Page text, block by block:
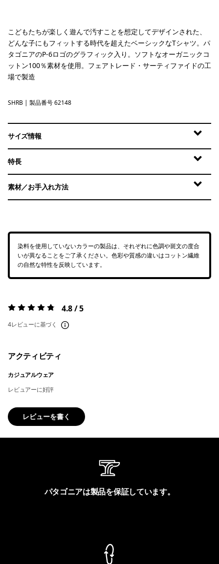
こどもたちが楽しく遊んで汚すことを想定してデザインされた、
どんな子にもフィットする時代を超えたベーシックなTシャツ。パ
タゴニアのP-6ロゴのグラフィック入り。ソフトなオーガニックコ
ットン100％素材を使用。フェアトレード・サーティファイドの工
場で製造
Shore Blue
SHRB | 製品番号 62148
サイズ情報
特長
素材／お手入れ方法
染料を使用していないカラーの製品は、それぞれに色調や斑文の度合
いが異なることをご了承ください。色彩や質感の違いはコットン繊維
の自然な特性を反映しています。
評価:4.8 / 5 4.8 / 5
4レビューに基づく
アクティビティ
カジュアルウェア
レビュアーに好評
レビューを書く
パタゴニアは製品を保証しています。